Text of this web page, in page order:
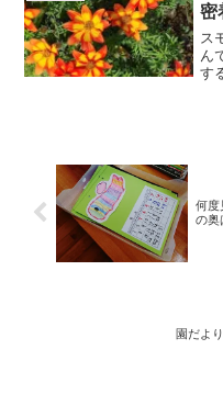
密
ス
ん
す
何度
の奥
園だよ